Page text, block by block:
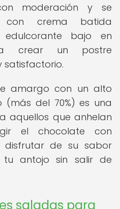
moderación y se
con crema batida
bajo en
crear un postre
satisfactorio.
amargo con un alto
del 70%) es una
aquellos que anhelan
el chocolate con
disfrutar de su sabor
tu antojo sin salir de
saladas para